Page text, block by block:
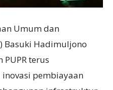
Umum dan
Basuki Hadimuljono
terus
pembiayaan